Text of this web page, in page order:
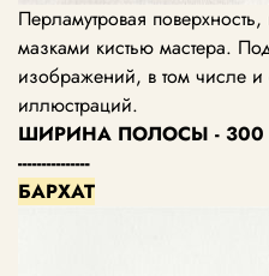
Перламутровая
мазками кистью мастера.
изображений, в том числе и
иллюстраций.
ШИРИНА ПОЛОСЫ -
---------------
БАРХАТ